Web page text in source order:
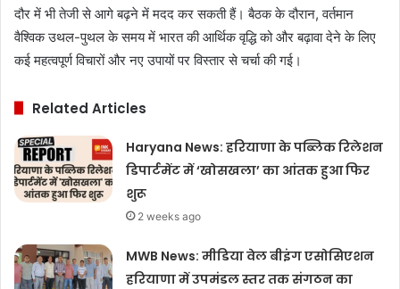
दौर में भी तेजी से आगे बढ़ने में मदद कर सकती हैं। बैठक के दौरान, वर्तमान
वैश्विक उथल-पुथल के समय में भारत की आर्थिक वृद्धि को और बढ़ावा देने के लिए
कई महत्वपूर्ण विचारों और नए उपायों पर विस्तार से चर्चा की गई।
Related Articles
Haryana News: हरियाणा के पब्लिक रिलेशन
डिपार्टमेंट में ‘खोसखला’ का आंतक हुआ फिर
शुरू
2 weeks ago
MWB News: मीडिया वेल बीइंग एसोसिएशन
हरियाणा में उपमंडल स्तर तक संगठन का